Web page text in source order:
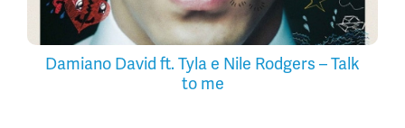
Damiano David ft. Tyla e Nile Rodgers – Talk
to me